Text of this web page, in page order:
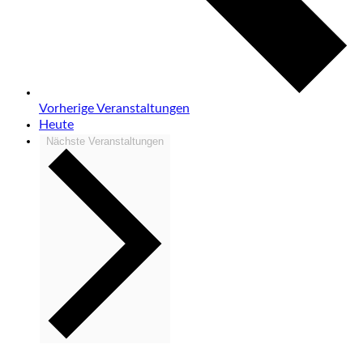
VorherigeVeranstaltungen
Heute
Nächste Veranstaltungen